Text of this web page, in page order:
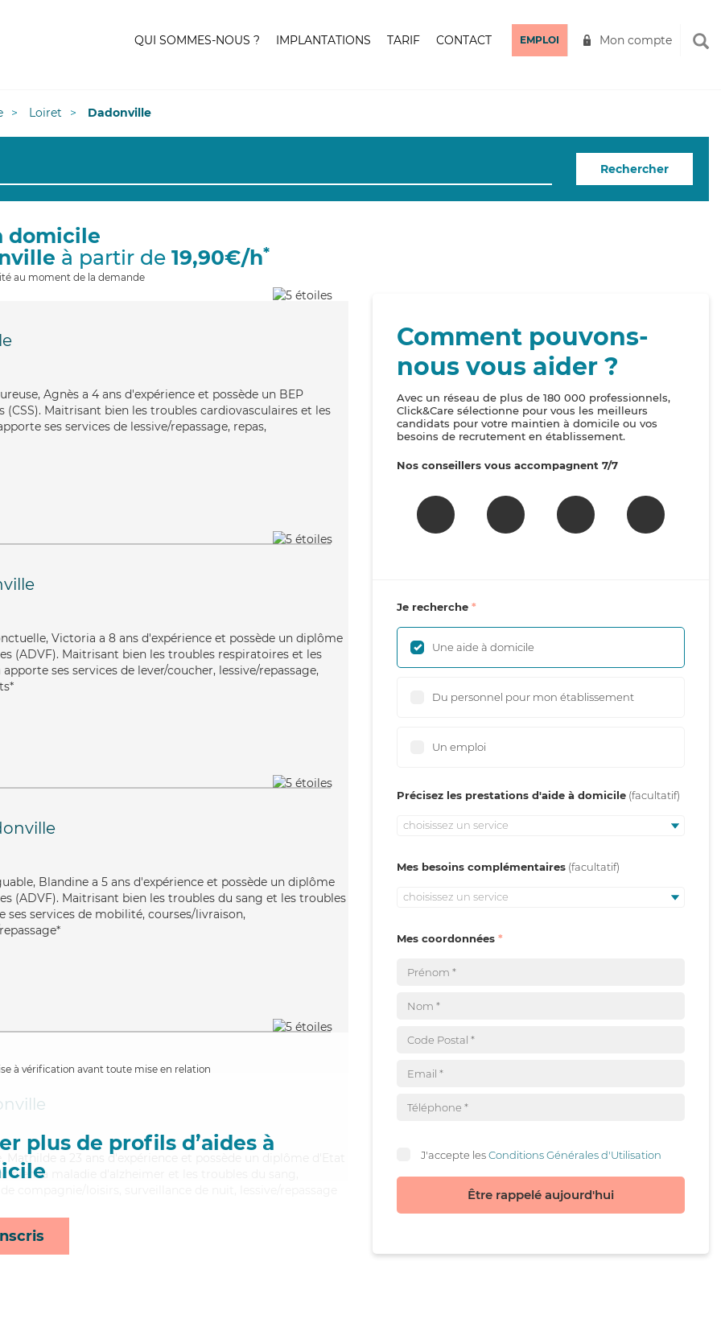
QUI SOMMES-NOUS ? IMPLANTATIONS TARIF CONTACT EMPLOI Mon compte
Loiret Dadonville
Rechercher
domicile
à partir de 19,90€/h*
au moment de la demande
Agnès a 4 ans d'expérience et possède un BEP
(CSS). Maitrisant bien les troubles cardiovasculaires et les
ses services de lessive/repassage, repas,
Victoria a 8 ans d'expérience et possède un diplôme
(ADVF). Maitrisant bien les troubles respiratoires et les
ses services de lever/coucher, lessive/repassage,
Blandine a 5 ans d'expérience et possède un diplôme
(ADVF). Maitrisant bien les troubles du sang et les troubles
ses services de mobilité, courses/livraison,
à vérification avant toute mise en relation
plus de profils d’aides à
Mathilde a 23 ans d'expérience et possède un diplôme d'Etat
bien la maladie d'alzheimer et les troubles du sang,
Comment pouvons-
nous vous aider ?
Avec un réseau de plus de 180 000 professionnels,
Click&Care sélectionne pour vous les meilleurs
candidats pour votre maintien à domicile ou vos
besoins de recrutement en établissement.
Nos conseillers vous accompagnent 7/7
Je recherche
Une aide à domicile
Du personnel pour mon établissement
Un emploi
Précisez les prestations d'aide à domicile
choisissez un service
Mes besoins complémentaires
choisissez un service
Mes coordonnées
J'accepte lesConditions Générales d'Utilisation
Être rappelé aujourd'hui